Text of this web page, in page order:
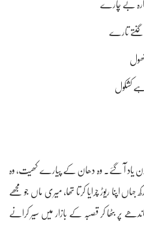
بے چارے
گنتے تارے
کشکول
یاد آ گئے۔ وہ دھان کے پیارے کھیت، وہ
اپنا ریوڑ چرایا کرتا تھا، میری ماں جو مجھے
پر بٹھا کر قصبہ کے بازار میں سیر کرانے